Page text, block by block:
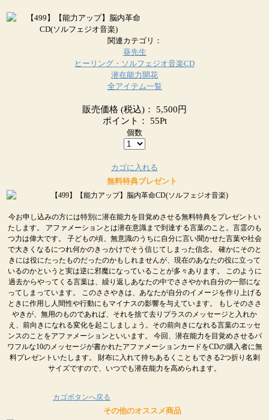
関連カテゴリ：
葵先生
ヒーリング・ソルフェジオ音楽CD
潜在能力開花
全アイテム一覧
販売価格 (税込) ： 5,500円
ポイント： 55Pt
個数
カゴに入れる
無料特典プレゼント
今お申し込みの方には特別に潜在能力を目覚めさせる無料特典をプレゼントい
たします。 アファメーションとは潜在意識まで到達する言葉のこと。言霊のも
つ力は偉大です。 子どもの頃、無意識のうちに自分に言い聞かせた言葉や社会
で大きくなるにつれ何かのきっかけでそう信じてしまった信念。 確かにそのと
きには役にたったものだったのかもしれませんが、現在のあなたの役に立って
いるのかというと実は逆に邪魔になっていることが多々あります。 このように
過去からやってくる言葉は、繰り返しあなたの中でささやかれ自分の一部にな
ってしまっています。 このささやきは、あなたが自分のイメージを作り上げる
ときに作用し人間性や行動にもマイナスの影響を与えています。 もしそのささ
やきが、無用のものであれば、それを捨て去りプラスのメッセージと入れか
え、前向きになれる変化を起こしましょう。その前向きになれる言葉のエッセ
ンスのことをアファメーションといいます。 今回、潜在能力を目覚めさせるパ
ワフルな10のメッセージが書かれたアファメーションカードをCDの購入者に無
料プレゼントいたします。 財布に入れて持ちあるくこともできる2つ折り名刺
サイズですので、いつでも潜在能力を高められます。
カゴボタンへ戻る
その他のオススメ商品